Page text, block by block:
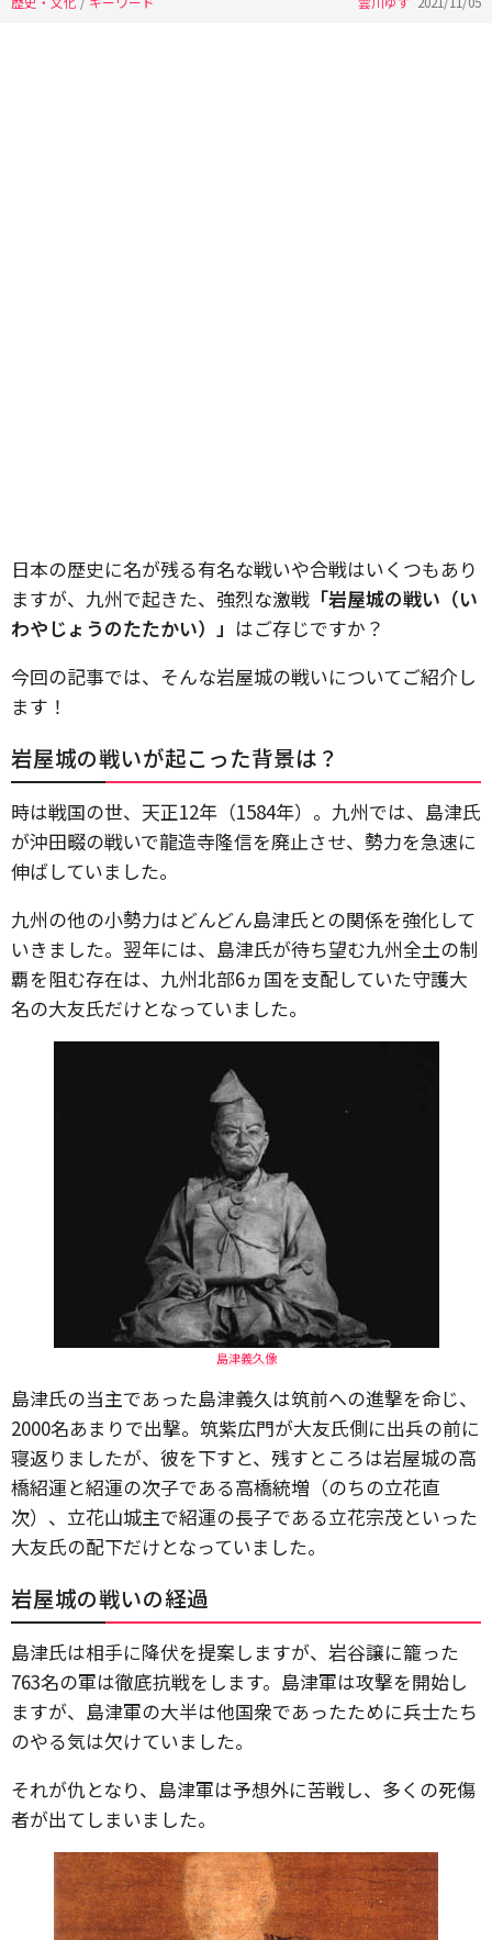
日本の歴史に名が残る有名な戦いや合戦はいくつもあり
ますが、九州で起きた、強烈な激戦 「岩屋城の戦い（い
わやじょうのたたかい）」 はご存じですか？
今回の記事では、そんな岩屋城の戦いについてご紹介し
ます！
岩屋城の戦いが起こった背景は？
時は戦国の世、天正12年（1584年）。九州では、島津氏
が沖田畷の戦いで龍造寺隆信を廃止させ、勢力を急速に
伸ばしていました。
九州の他の小勢力はどんどん島津氏との関係を強化して
いきました。翌年には、島津氏が待ち望む九州全土の制
覇を阻む存在は、九州北部6ヵ国を支配していた守護大
名の大友氏だけとなっていました。
島津義久像
島津氏の当主であった島津義久は筑前への進撃を命じ、
2000名あまりで出撃。筑紫広門が大友氏側に出兵の前に
寝返りましたが、彼を下すと、残すところは岩屋城の高
橋紹運と紹運の次子である高橋統増（のちの立花直
次）、立花山城主で紹運の長子である立花宗茂といった
大友氏の配下だけとなっていました。
岩屋城の戦いの経過
島津氏は相手に降伏を提案しますが、岩谷譲に籠った
763名の軍は徹底抗戦をします。島津軍は攻撃を開始し
ますが、島津軍の大半は他国衆であったために兵士たち
のやる気は欠けていました。
それが仇となり、島津軍は予想外に苦戦し、多くの死傷
者が出てしまいました。